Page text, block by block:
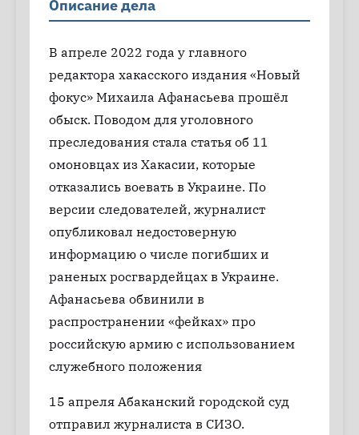
Описание дела
В апреле 2022 года у главного
редактора хакасского издания «Новый
фокус» Михаила Афанасьева прошёл
обыск. Поводом для уголовного
преследования стала статья об 11
омоновцах из Хакасии, которые
отказались воевать в Украине. По
версии следователей, журналист
опубликовал недостоверную
информацию о числе погибших и
раненых росгвардейцах в Украине.
Афанасьева обвинили в
распространении «фейках» про
российскую армию с использованием
служебного положения
15 апреля Абаканский городской суд
отправил журналиста в СИЗО.